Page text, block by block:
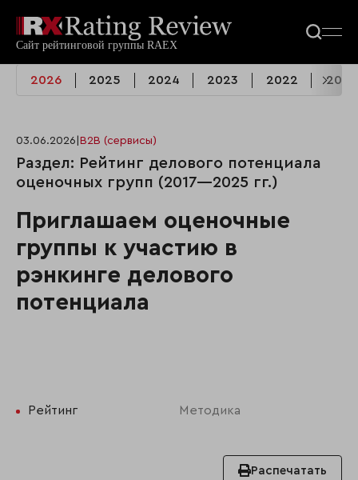
2026 2025 2024 2023 2022 2021
03.06.2026 B2B (сервисы)
Раздел: Рейтинг делового потенциала
оценочных групп (2017—2025 гг.)
Приглашаем оценочные
группы к участию в
рэнкинге делового
потенциала
Рейтинг Методика
Распечатать